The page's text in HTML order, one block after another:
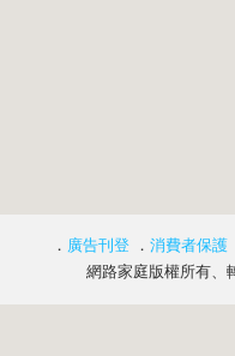
． 廣告刊登 ． 消費者保護
網路家庭版權所有、